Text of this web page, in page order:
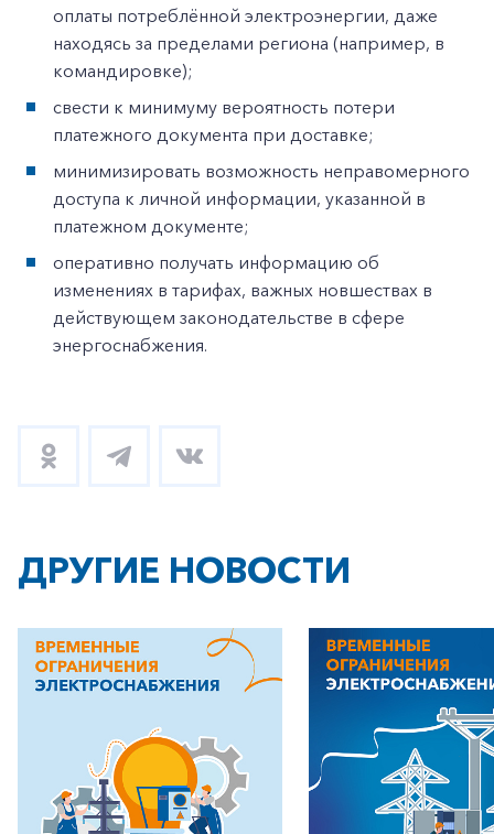
оплаты потреблённой электроэнергии, даже
находясь за пределами региона (например, в
командировке);
свести к минимуму вероятность потери
платежного документа при доставке;
минимизировать возможность неправомерного
доступа к личной информации, указанной в
платежном документе;
оперативно получать информацию об
изменениях в тарифах, важных новшествах в
действующем законодательстве в сфере
энергоснабжения.
ДРУГИЕ НОВОСТИ